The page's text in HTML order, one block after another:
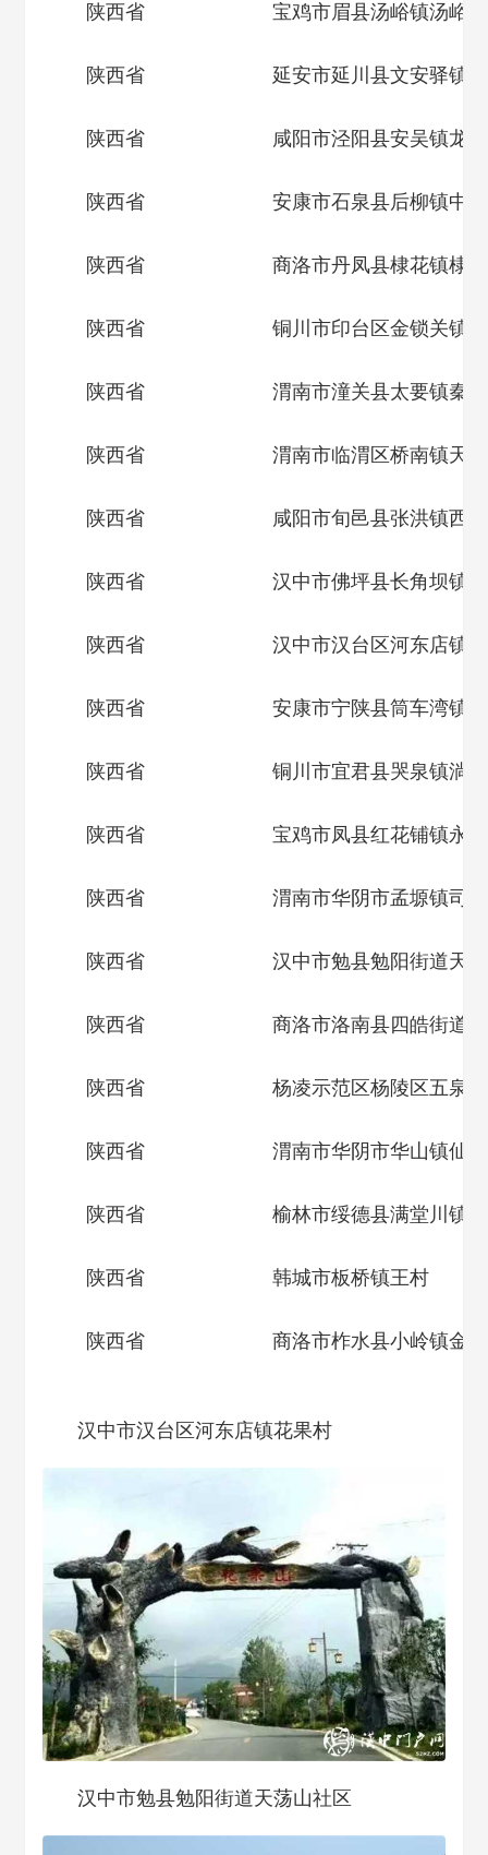
陕西省 宝鸡市眉县汤峪镇汤峪村
陕西省 延安市延川县文安驿镇
陕西省 咸阳市泾阳县安吴镇龙
陕西省 安康市石泉县后柳镇中
陕西省 商洛市丹凤县棣花镇棣
陕西省 铜川市印台区金锁关镇
陕西省 渭南市潼关县太要镇秦
陕西省 渭南市临渭区桥南镇天
陕西省 咸阳市旬邑县张洪镇西
陕西省 汉中市佛坪县长角坝镇
陕西省 汉中市汉台区河东店镇
陕西省 安康市宁陕县筒车湾镇
陕西省 铜川市宜君县哭泉镇淌
陕西省 宝鸡市凤县红花铺镇永
陕西省 渭南市华阴市孟塬镇司
陕西省 汉中市勉县勉阳街道天
陕西省 商洛市洛南县四皓街道
陕西省 杨凌示范区杨陵区五泉
陕西省 渭南市华阴市华山镇仙
陕西省 榆林市绥德县满堂川镇
陕西省 韩城市板桥镇王村
陕西省 商洛市柞水县小岭镇金
汉中市汉台区河东店镇花果村
汉中市勉县勉阳街道天荡山社区